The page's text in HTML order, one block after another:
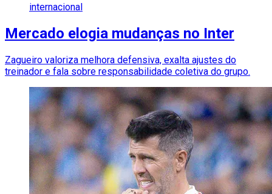
internacional
Mercado elogia mudanças no Inter
Zagueiro valoriza melhora defensiva, exalta ajustes do
treinador e fala sobre responsabilidade coletiva do grupo.